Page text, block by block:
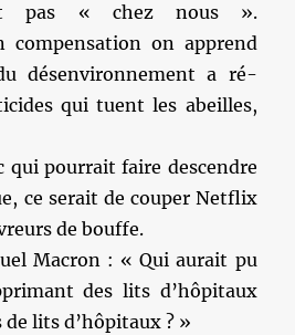
pas « chez nous ».
compensation on apprend
désenvironnement a ré-
qui tuent les abeilles,
qui pourrait faire descendre
ce serait de couper Netflix
de bouffe.
Macron : « Qui aurait pu
des lits d’hôpitaux
lits d’hôpitaux ? »